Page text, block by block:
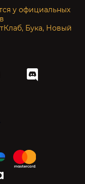
у официальных
Бука, Новый